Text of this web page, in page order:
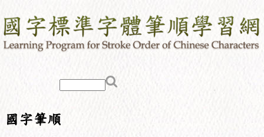
國字筆順